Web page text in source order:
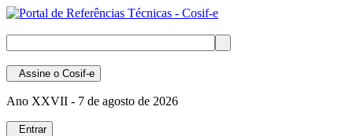
Assine o Cosif-e
Ano XXVII - 7 de agosto de 2026
Entrar